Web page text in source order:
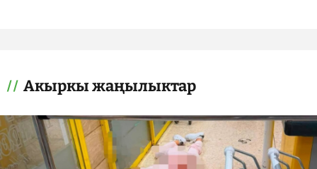
Акыркы жаңылыктар